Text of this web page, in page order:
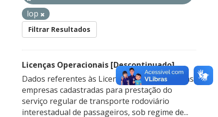
lop
Filtrar Resultados
Licenças Operacionais [Descontinuado]
Dados referentes às Licenças Operacionais das
empresas cadastradas para prestação do
serviço regular de transporte rodoviário
interestadual de passageiros, sob regime de...